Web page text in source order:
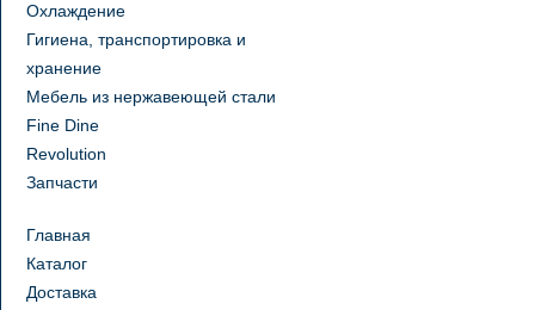
Охлаждение
Гигиена, транспортировка и
хранение
Мебель из нержавеющей стали
Fine Dine
Revolution
Запчасти
Главная
Каталог
Доставка